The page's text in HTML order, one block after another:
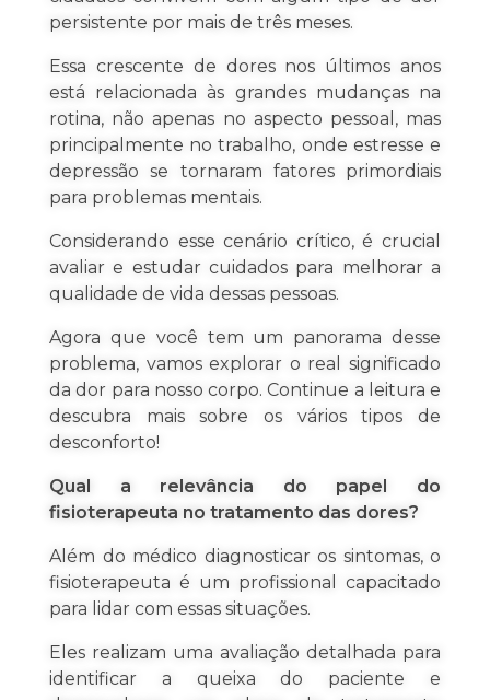
persistente por mais de três meses.
Essa crescente de dores nos últimos anos
está relacionada às grandes mudanças na
rotina, não apenas no aspecto pessoal, mas
principalmente no trabalho, onde estresse e
depressão se tornaram fatores primordiais
para problemas mentais.
Considerando esse cenário crítico, é crucial
avaliar e estudar cuidados para melhorar a
qualidade de vida dessas pessoas.
Agora que você tem um panorama desse
problema, vamos explorar o real significado
da dor para nosso corpo. Continue a leitura e
descubra mais sobre os vários tipos de
desconforto!
Qual a relevância do papel do
fisioterapeuta no tratamento das dores?
Além do médico diagnosticar os sintomas, o
fisioterapeuta é um profissional capacitado
para lidar com essas situações.
Eles realizam uma avaliação detalhada para
identificar a queixa do paciente e